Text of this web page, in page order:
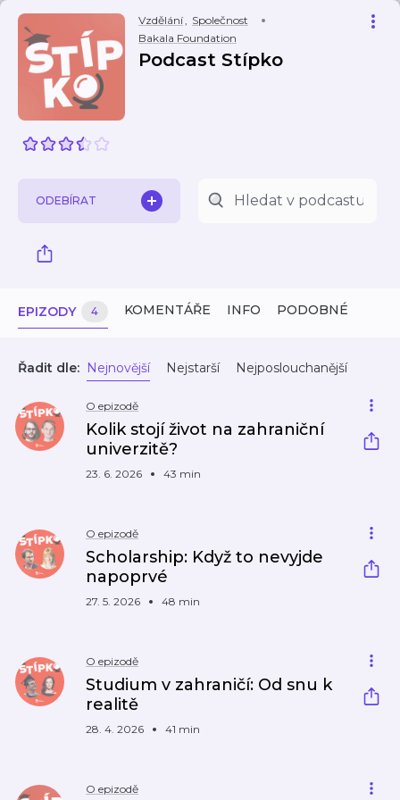
Vzdělání, Společnost
Bakala Foundation
Podcast Stípko
ODEBÍRAT
EPIZODY 4 KOMENTÁŘE INFO PODOBNÉ
Řadit dle: Nejnovější Nejstarší Nejposlouchanější
O epizodě
Kolik stojí život na zahraniční
univerzitě?
23. 6. 2026 43 min
O epizodě
Scholarship: Když to nevyjde
napoprvé
27. 5. 2026 48 min
O epizodě
Studium v zahraničí: Od snu k
realitě
28. 4. 2026 41 min
O epizodě